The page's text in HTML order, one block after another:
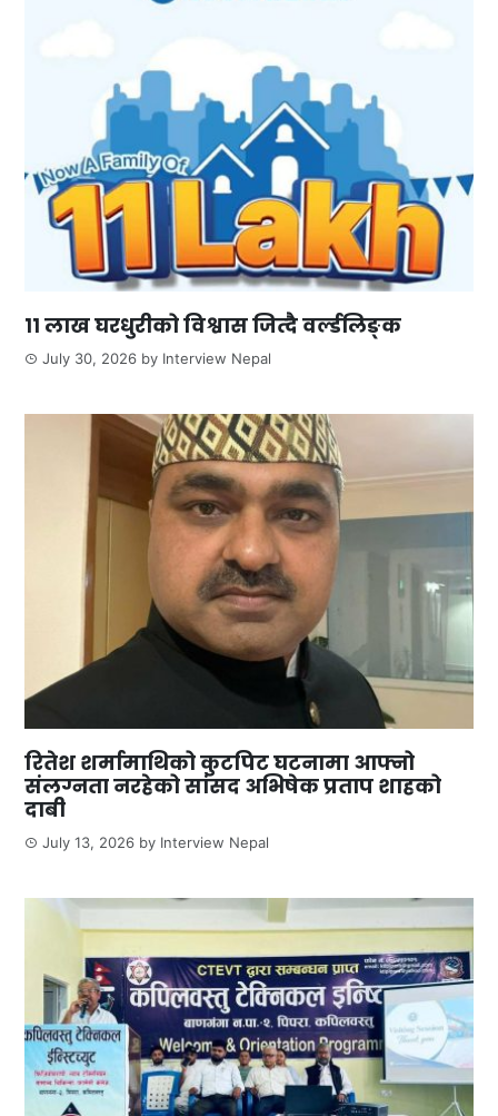
११ लाख घरधुरीको विश्वास जित्दै वर्ल्डलिङ्क
July 30, 2026 by Interview Nepal
रितेश शर्मामाथिको कुटपिट घटनामा आफ्नो
संलग्नता नरहेको सांसद अभिषेक प्रताप शाहको
दाबी
July 13, 2026 by Interview Nepal